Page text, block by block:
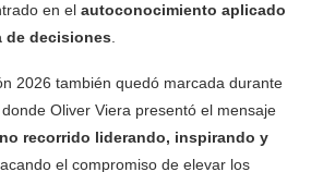
en el autoconocimiento aplicado
de decisiones
2026 también quedó marcada durante
Oliver Viera presentó el mensaje
recorrido liderando, inspirando y
el compromiso de elevar los